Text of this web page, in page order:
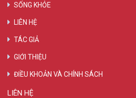
SỐNG KHỎE
LIÊN HỆ
TÁC GIẢ
GIỚI THIỆU
ĐIỀU KHOẢN VÀ CHÍNH SÁCH
LIÊN HỆ